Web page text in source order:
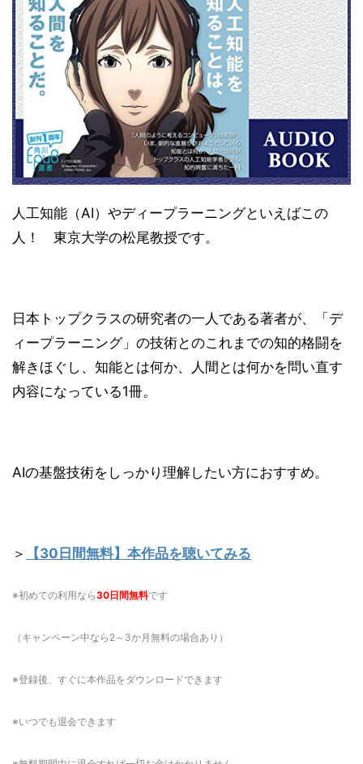
人工知能（AI）やディープラーニングといえばこの
人！ 東京大学の松尾教授です。
日本トップクラスの研究者の一人である著者が、「デ
ィープラーニング」の技術とのこれまでの知的格闘を
解きほぐし、知能とは何か、人間とは何かを問い直す
内容になっている1冊。
AIの基盤技術をしっかり理解したい方におすすめ。
＞ 【30日間無料】本作品を聴いてみる
※初めての利用なら30日間無料です
（キャンペーン中なら2～3か月無料の場合あり）
※登録後、すぐに本作品をダウンロードできます
※いつでも退会できます